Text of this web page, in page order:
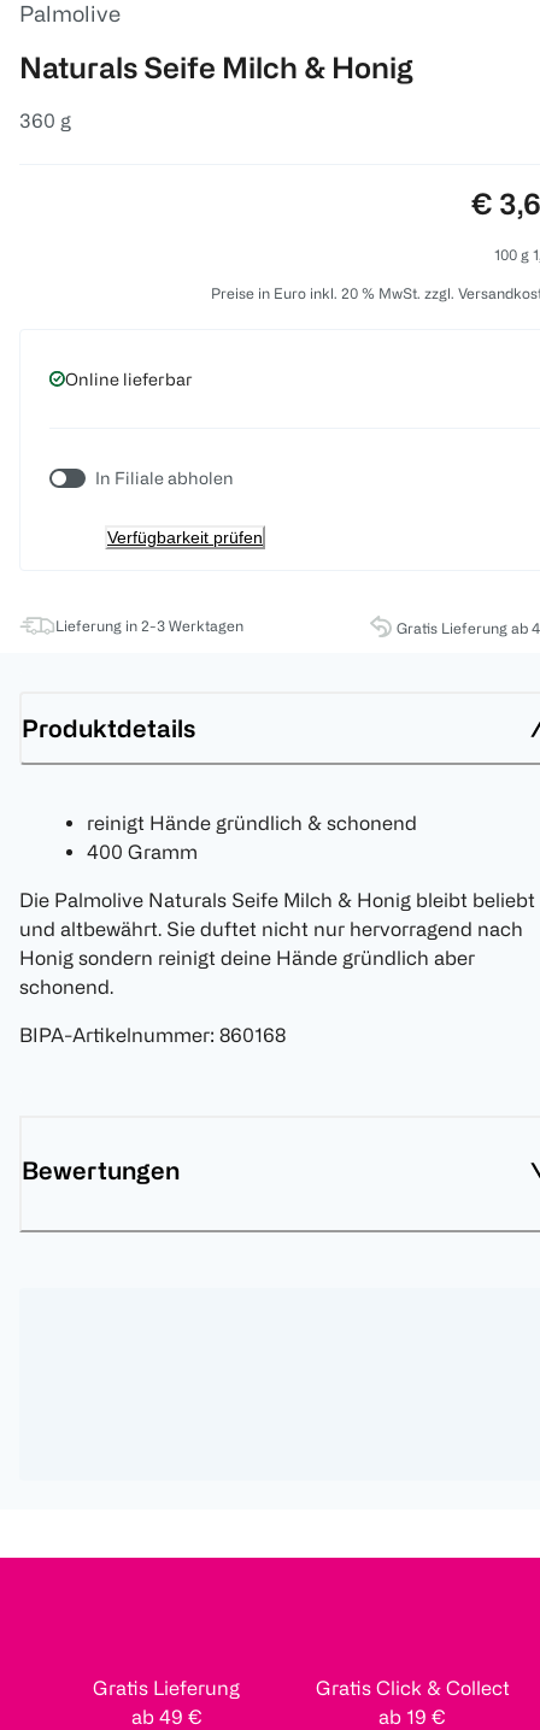
Palmolive
Naturals Seife Milch & Honig
360 g
€
100 g
Preise in Euro inkl. 20 % MwSt. zzgl.
Online lieferbar
In Filiale abholen
Verfügbarkeit prüfen
Lieferung in 2-3 Werktagen Gratis Lieferung ab
Produktdetails
reinigt Hände gründlich & schonend
400 Gramm
Die Palmolive Naturals Seife Milch & Honig bleibt beliebt
und altbewährt. Sie duftet nicht nur hervorragend nach
Honig sondern reinigt deine Hände gründlich aber
schonend.
BIPA-Artikelnummer: 860168
Bewertungen
Gratis Lieferung
ab 49 €
Gratis Click & Collect
ab 19 €